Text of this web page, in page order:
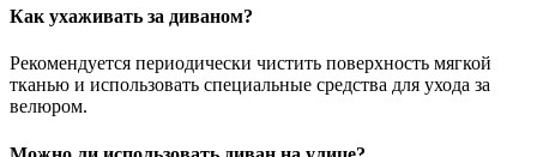
Как ухаживать за диваном?
Рекомендуется периодически чистить поверхность мягкой
тканью и использовать специальные средства для ухода за
велюром.